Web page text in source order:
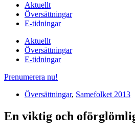
Aktuellt
Översättningar
E-tidningar
Aktuellt
Översättningar
E-tidningar
Prenumerera nu!
Översättningar, Samefolket 2013
En viktig och